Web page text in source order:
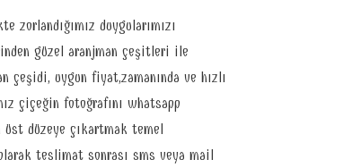
duygularımızı
güzel aranjman çeşitleri ile
uygun fiyat,zamanında ve hızlı
çiçeğin fotoğrafını whatsapp
düzeye çıkartmak temel
teslimat sonrası sms veya mail